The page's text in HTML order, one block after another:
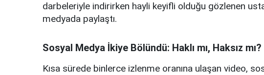
darbeleriyle indirirken hayli keyifli olduğu gözlenen
medyada paylaştı.
Sosyal Medya İkiye Bölündü: Haklı mı, Haksız mı?
Kısa sürede binlerce izlenme oranına ulaşan video,